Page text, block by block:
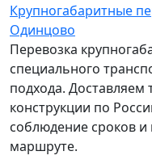
Крупногабаритные
Одинцово
Перевозка
специального
подхода. Доставляем
конструкции по
соблюдение сроков
маршруте.